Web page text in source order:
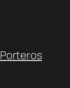
Porteros